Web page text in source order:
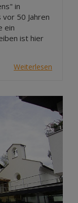
in
50 Jahren
ein
ist hier
Weiterlesen